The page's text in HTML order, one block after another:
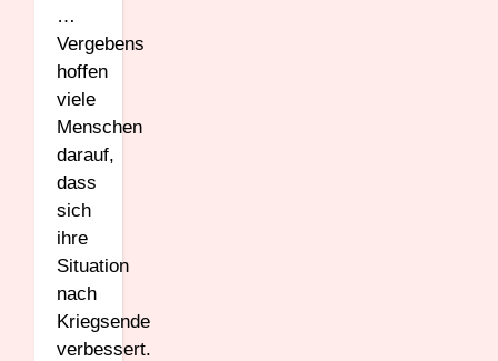
…
Vergebens
hoffen
viele
Menschen
darauf,
dass
sich
ihre
Situation
nach
Kriegsende
verbessert.